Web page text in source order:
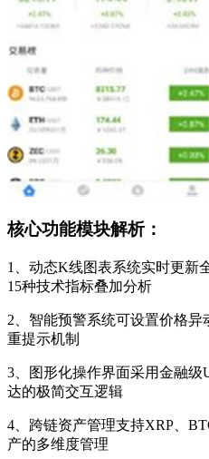
核心功能模块解析：
1、动态K线图表系统实时更新
15种技术指标叠加分析
2、智能预警系统可设置价格
重提示机制
3、图形化操作界面采用金融
达的极简交互逻辑
4、跨链资产管理支持XRP、
产的多维度管理